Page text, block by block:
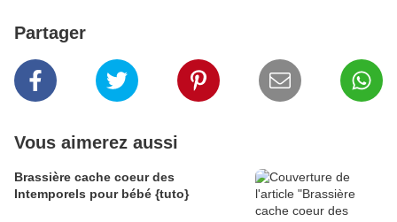
Partager
Vous aimerez aussi
Brassière cache coeur des
Intemporels pour bébé {tuto}